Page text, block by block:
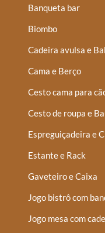
Banqueta bar
Biombo
Cadeira avulsa e
Cama e Berço
Cesto cama para
Cesto de roupa e
Espreguiçadeira e
Estante e Rack
Gaveteiro e Caixa
Jogo bistrô com
Jogo mesa com